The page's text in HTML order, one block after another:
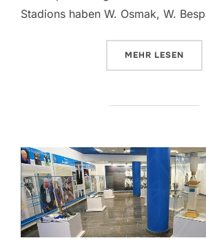
Stadions haben W. Osmak, W.
MEHR ÜBER
LESEN